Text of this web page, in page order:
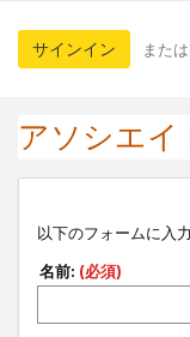
サインイン または
アソシエ
以下のフォームに入
名前: (必須)